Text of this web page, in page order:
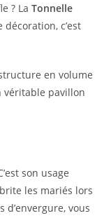
? LaTonnelle
décoration, c’est
en volume
véritable pavillon
son usage
les mariés lors
d’envergure, vous